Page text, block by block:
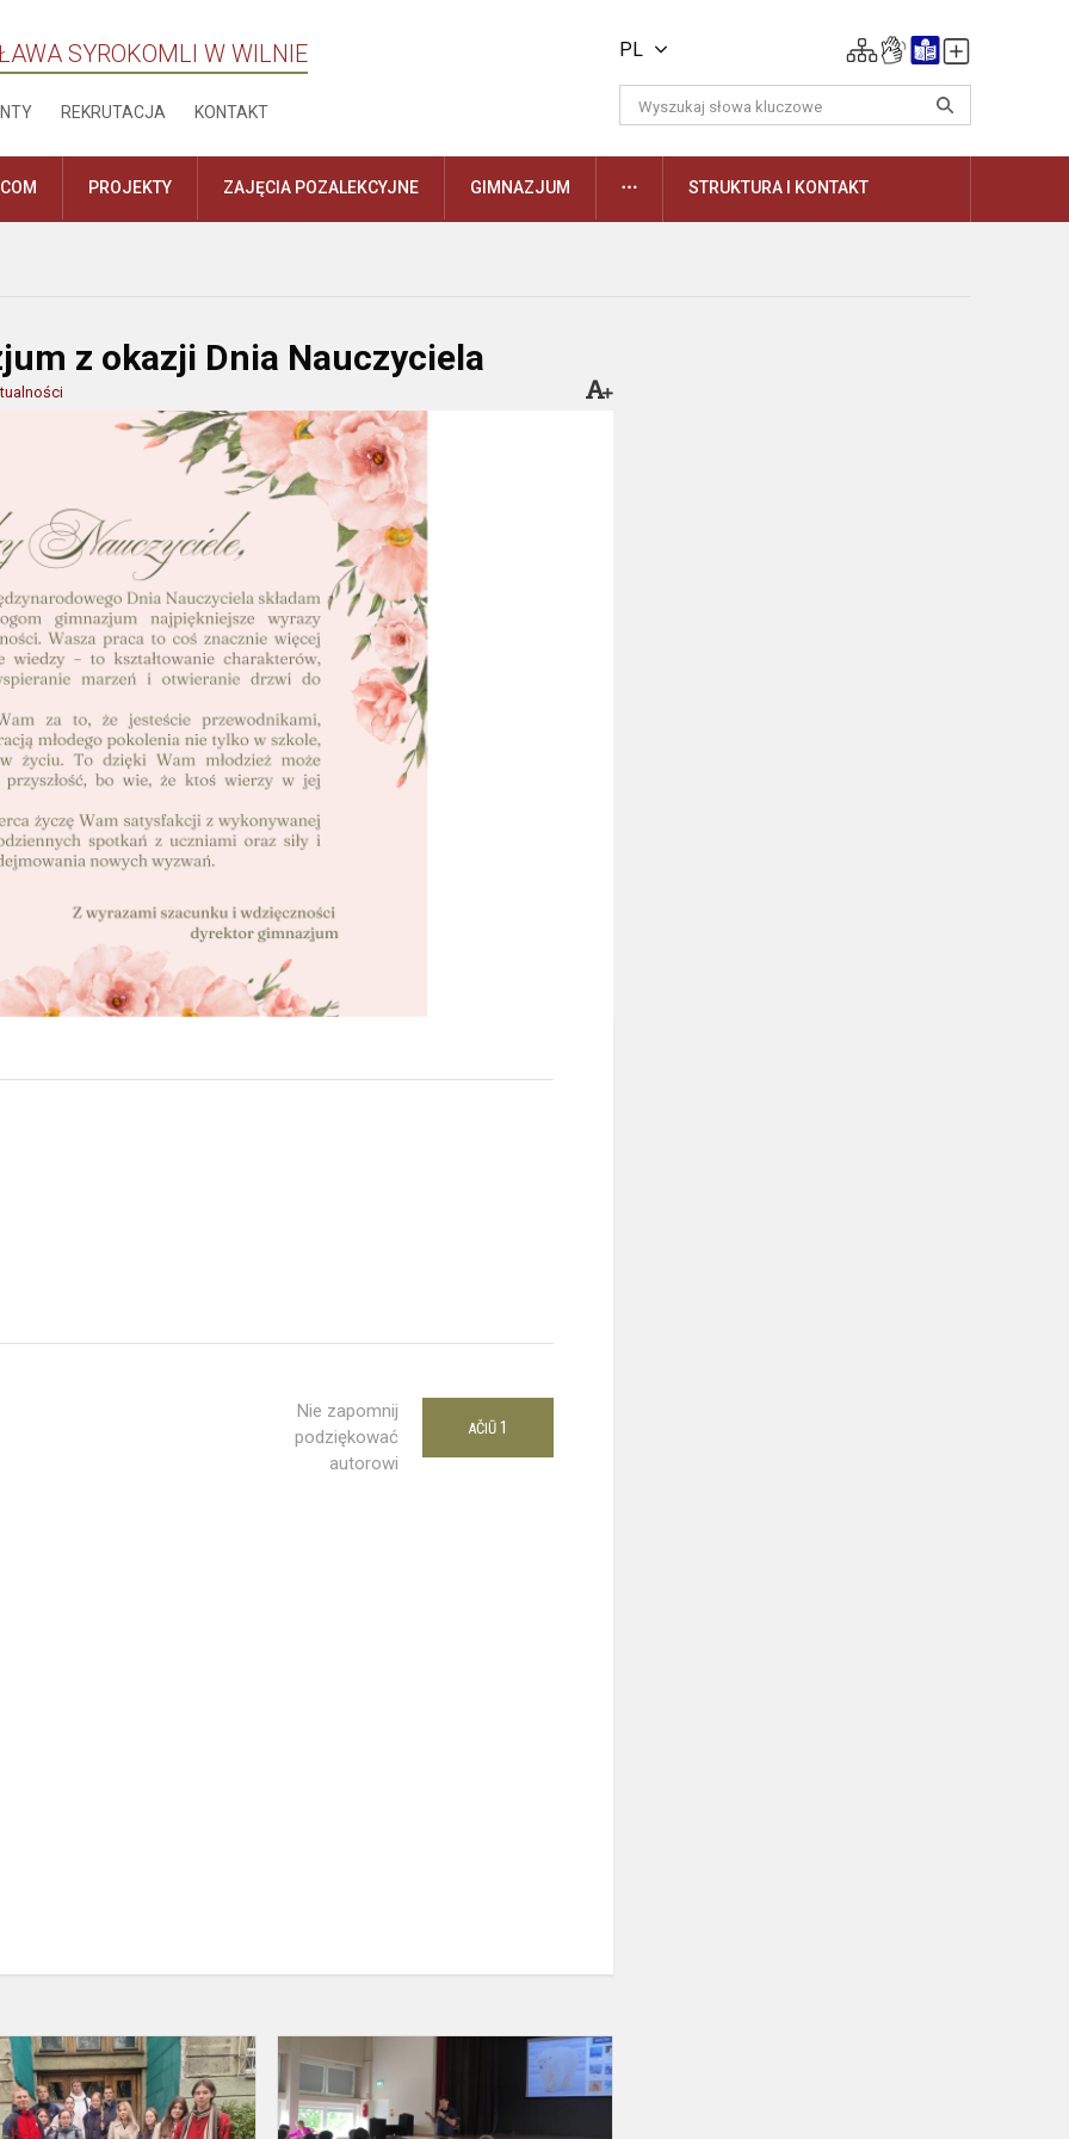
SYROKOMLI W WILNIE
REKRUTACJA KONTAKT
PL
PROJEKTY ZAJĘCIA POZALEKCYJNE GIMNAZJUM DAUGIAUSTRUKTURA I KONTAKT
z okazji Dnia Nauczyciela
Nie zapomnij
podziękować
autorowi
AČIŪ 1
Dvyliktokai
V.
Mykolaičio-
Putino
Spotkanie
z